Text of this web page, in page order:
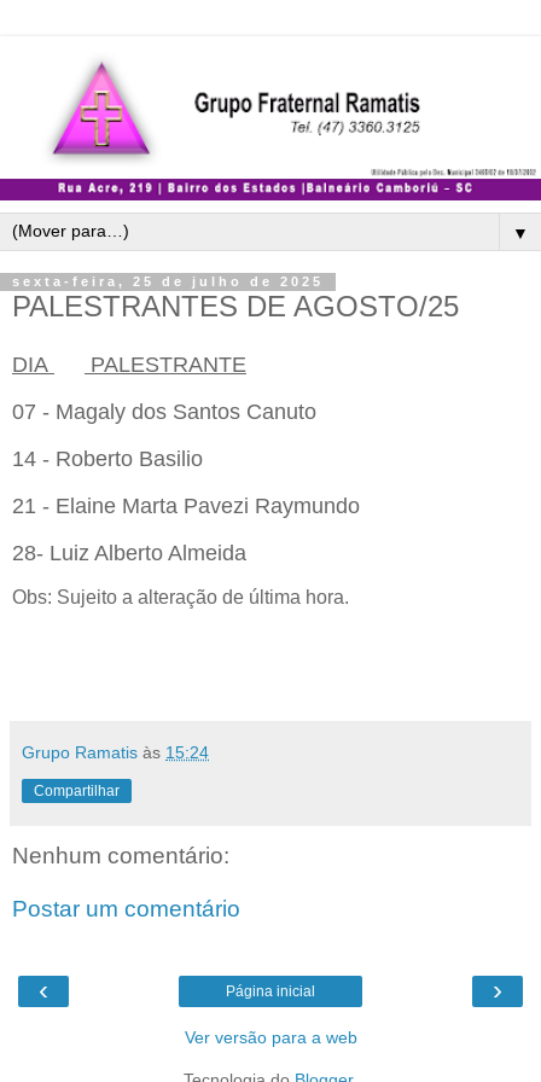
▼
sexta-feira, 25 de julho de 2025
PALESTRANTES DE AGOSTO/25
DIA
PALESTRANTE
07 - Magaly dos Santos Canuto
14 - Roberto Basilio
21 - Elaine Marta Pavezi Raymundo
28- Luiz Alberto Almeida
Obs: Sujeito a alteração de última hora.
Grupo Ramatis às 15:24
Compartilhar
Nenhum comentário:
Postar um comentário
‹ ›
Página inicial
Ver versão para a web